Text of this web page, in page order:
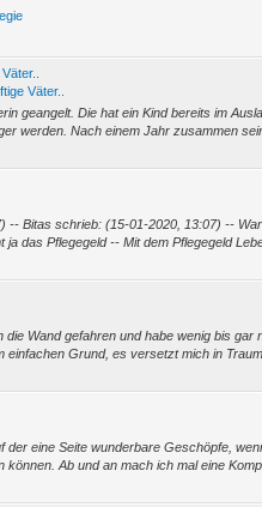
Väter..
geangelt. Die hat ein Kind bereits im
werden. Nach einem Jahr zusammen
-- Bitas schrieb: (15-01-2020, 13:07) --
das Pflegegeld -- Mit dem Pflegegeld
die Wand gefahren und habe wenig bis gar
einfachen Grund, es versetzt mich in
der eine Seite wunderbare Geschöpfe,
können. Ab und an mach ich mal eine